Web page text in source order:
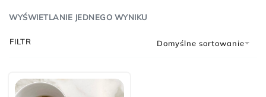
WYŚWIETLANIE JEDNEGO WYNIKU
Domyślne sortowanie
FILTR